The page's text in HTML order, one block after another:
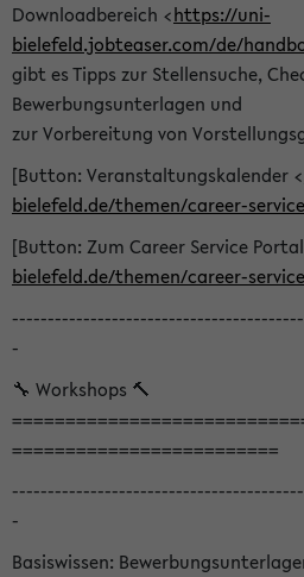
Downloadbereich <https://uni-
bielefeld.jobteaser.com/de/
gibt es Tipps zur Stellensuche,
Bewerbungsunterlagen und
zur Vorbereitung von
[Button: Veranstaltungskalender <
bielefeld.de/themen/career-
[Button: Zum Career Service
bielefeld.de/themen/career-
-
🔧 Workshops 🔨
=========================
-
Basiswissen: